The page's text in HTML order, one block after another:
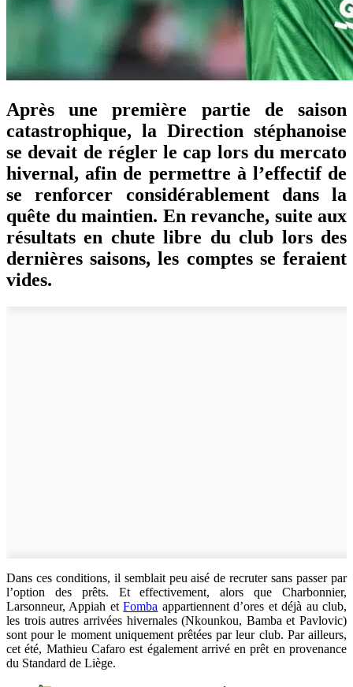
Après une première partie de saison
catastrophique, la Direction stéphanoise
se devait de régler le cap lors du mercato
hivernal, afin de permettre à l’effectif de
se renforcer considérablement dans la
quête du maintien. En revanche, suite aux
résultats en chute libre du club lors des
dernières saisons, les comptes se feraient
vides.
Dans ces conditions, il semblait peu aisé de recruter sans passer par
l’option des prêts. Et effectivement, alors que Charbonnier,
Larsonneur, Appiah etFomba appartiennent d’ores et déjà au club,
les trois autres arrivées hivernales (Nkounkou, Bamba et Pavlovic)
sont pour le moment uniquement prêtées par leur club. Par ailleurs,
cet été, Mathieu Cafaro est également arrivé en prêt en provenance
du Standard de Liège.